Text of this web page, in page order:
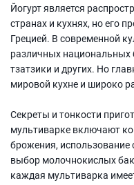
Йогурт является
странах и кухнях, но его
Грецией. В современной
различных национальных
тзатзики и других. Но
мировой кухне и широко
Секреты и тонкости
мультиварке включают
брожения,
выбор молочнокислых
каждая мультиварка